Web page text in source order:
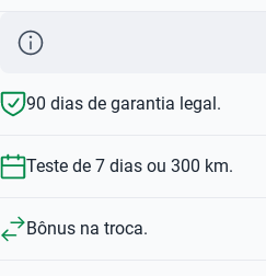
90 dias de garantia legal.
Teste de 7 dias ou 300 km.
Bônus na troca.